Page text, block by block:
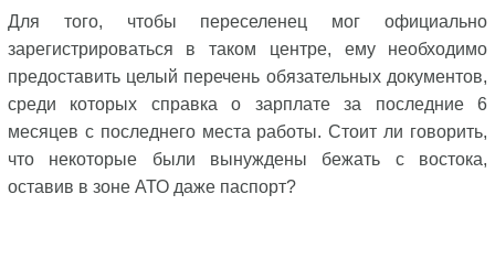
Для того, чтобы переселенец мог официально
зарегистрироваться в таком центре, ему необходимо
предоставить целый перечень обязательных документов,
среди которых справка о зарплате за последние 6
месяцев с последнего места работы. Стоит ли говорить,
что некоторые были вынуждены бежать с востока,
оставив в зоне АТО даже паспорт?